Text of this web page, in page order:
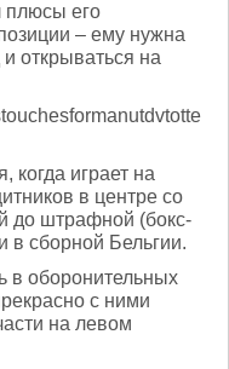
плюсы его
– ему нужна
открываться на
когда играет на
в центре со
до штрафной (бокс-
в сборной Бельгии.
в оборонительных
с ними
на левом